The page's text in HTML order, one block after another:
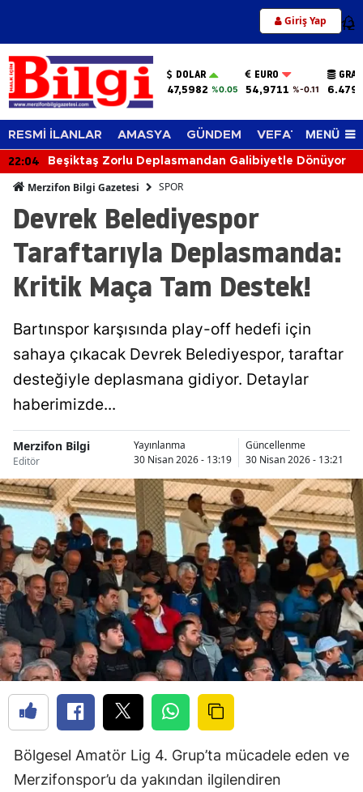
Giriş Yap 12
DOLAR
47,5982 %0.05
EURO
54,9711 %-0.11
RESMİ İLANLAR AMASYA GÜNDEM VEFAT EDENLER
MENÜ
22:04 Beşiktaş Zorlu Deplasmandan Galibiyetle Dönüyor
Merzifon Bilgi Gazetesi SPOR
Devrek Belediyespor
Taraftarıyla Deplasmanda:
Kritik Maça Tam Destek!
Bartınspor karşısında play-off hedefi için
sahaya çıkacak Devrek Belediyespor, taraftar
desteğiyle deplasmana gidiyor. Detaylar
haberimizde...
Merzifon Bilgi
Editör
Yayınlanma
30 Nisan 2026 - 13:19
Güncellenme
30 Nisan 2026 - 13:21
Bölgesel Amatör Lig 4. Grup’ta mücadele eden ve
Merzifonspor’u da yakından ilgilendiren